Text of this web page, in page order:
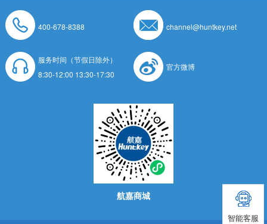
400-678-8388 channel@huntkey.net
服务时间（节假日除外）
8:30-12:00 13:30-17:30
官方微博
航嘉商城
智能客服